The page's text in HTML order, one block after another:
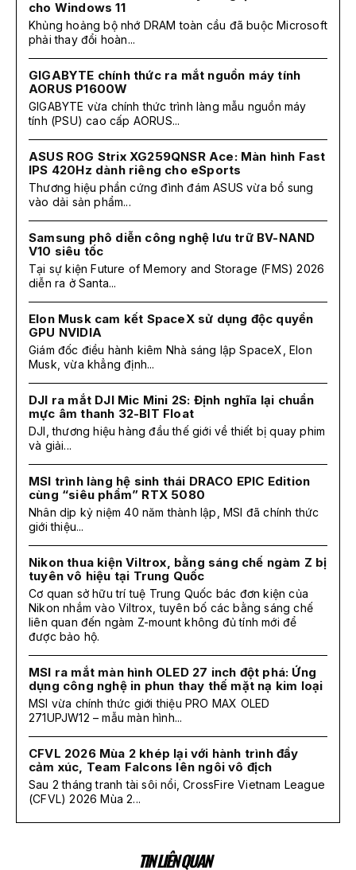
cho Windows 11
Khủng hoảng bộ nhớ DRAM toàn cầu đã buộc Microsoft
phải thay đổi hoàn...
GIGABYTE chính thức ra mắt nguồn máy tính
AORUS P1600W
GIGABYTE vừa chính thức trình làng mẫu nguồn máy
tính (PSU) cao cấp AORUS...
ASUS ROG Strix XG259QNSR Ace: Màn hình Fast
IPS 420Hz dành riêng cho eSports
Thương hiệu phần cứng đình đám ASUS vừa bổ sung
vào dải sản phẩm...
Samsung phô diễn công nghệ lưu trữ BV-NAND
V10 siêu tốc
Tại sự kiện Future of Memory and Storage (FMS) 2026
diễn ra ở Santa...
Elon Musk cam kết SpaceX sử dụng độc quyền
GPU NVIDIA
Giám đốc điều hành kiêm Nhà sáng lập SpaceX, Elon
Musk, vừa khẳng định...
DJI ra mắt DJI Mic Mini 2S: Định nghĩa lại chuẩn
mực âm thanh 32-BIT Float
DJI, thương hiệu hàng đầu thế giới về thiết bị quay phim
và giải...
MSI trình làng hệ sinh thái DRACO EPIC Edition
cùng “siêu phẩm” RTX 5080
Nhân dịp kỷ niệm 40 năm thành lập, MSI đã chính thức
giới thiệu...
Nikon thua kiện Viltrox, bằng sáng chế ngàm Z bị
tuyên vô hiệu tại Trung Quốc
Cơ quan sở hữu trí tuệ Trung Quốc bác đơn kiện của
Nikon nhắm vào Viltrox, tuyên bố các bằng sáng chế
liên quan đến ngàm Z-mount không đủ tính mới để
được bảo hộ.
MSI ra mắt màn hình OLED 27 inch đột phá: Ứng
dụng công nghệ in phun thay thế mặt nạ kim loại
MSI vừa chính thức giới thiệu PRO MAX OLED
271UPJW12 – mẫu màn hình...
CFVL 2026 Mùa 2 khép lại với hành trình đầy
cảm xúc, Team Falcons lên ngôi vô địch
Sau 2 tháng tranh tài sôi nổi, CrossFire Vietnam League
(CFVL) 2026 Mùa 2...
TIN LIÊN QUAN